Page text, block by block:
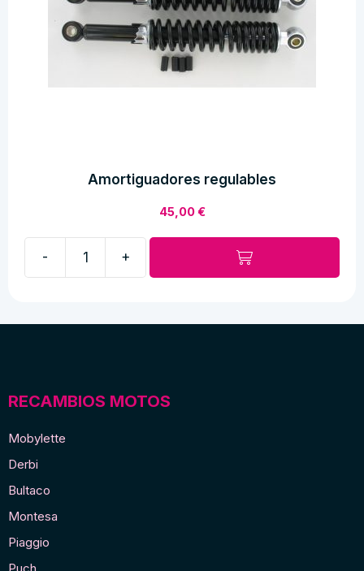
Amortiguadores regulables
45,00€
-
Amortiguadores
+
RECAMBIOS MOTOS
Mobylette
Derbi
Bultaco
Montesa
Piaggio